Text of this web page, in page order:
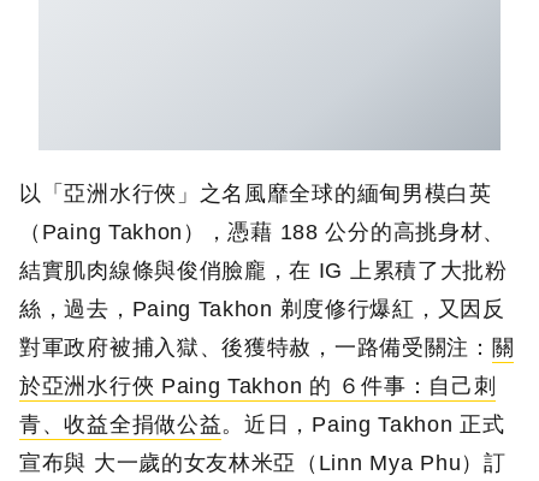
以「亞洲水行俠」之名風靡全球的緬甸男模白英
（Paing Takhon），憑藉 188 公分的高挑身材、
結實肌肉線條與俊俏臉龐，在 IG 上累積了大批粉
絲，過去，Paing Takhon 剃度修行爆紅，又因反
對軍政府被捕入獄、後獲特赦，一路備受關注： 關
於亞洲水行俠 Paing Takhon 的 ６件事：自己刺
青、收益全捐做公益。近日，Paing Takhon 正式
宣布與 大一歲的女友林米亞（Linn Mya Phu）訂